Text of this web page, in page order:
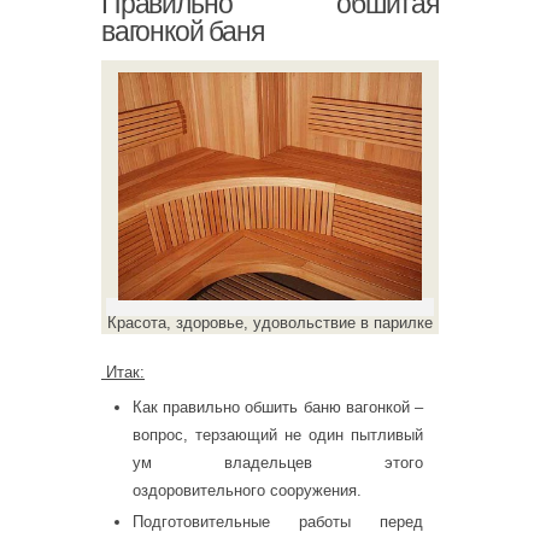
вагонкой баня
Красота, здоровье, удовольствие в парилке
Итак:
Как правильно обшить баню вагонкой –
вопрос, терзающий не один пытливый
ум владельцев этого
оздоровительного сооружения.
Подготовительные работы перед